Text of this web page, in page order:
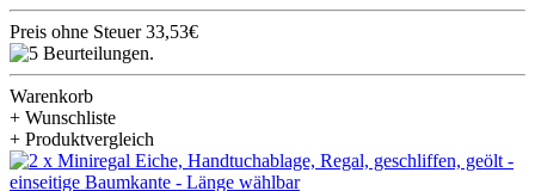
Preis ohne Steuer 33,53€
Warenkorb
+ Wunschliste
+ Produktvergleich